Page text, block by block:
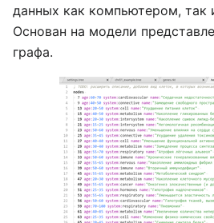
данных как компьютером, так
Основан на модели
графа.